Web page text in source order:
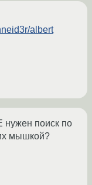
albert
нужен поиск по
мышкой?